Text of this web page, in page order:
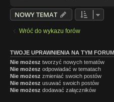
NOWY TEMAT
Wróć do wykazu forów
TWOJE UPRAWNIENIA NA TYM FORUM
Nie możesz tworzyć nowych tematów
Nie możesz odpowiadać w tematach
Nie możesz zmieniać swoich postów
Nie możesz usuwać swoich postów
Nie możesz dodawać załączników